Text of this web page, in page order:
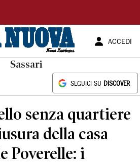
ACCEDI
Sassari
SEGUICI SU DISCOVER
senza quartiere
della casa
Poverelle: i